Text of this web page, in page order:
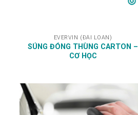
EVERVIN (ĐÀI LOAN)
SÚNG ĐÓNG THÙNG CARTON –
CƠ HỌC